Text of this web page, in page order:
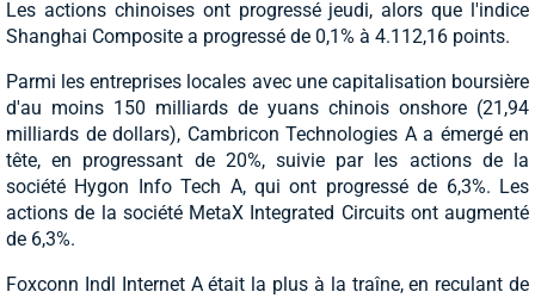
Les actions chinoises ont progressé jeudi, alors que l'indice
Shanghai Composite a progressé de 0,1% à 4.112,16 points.
Parmi les entreprises locales avec une capitalisation boursière
d'au moins 150 milliards de yuans chinois onshore (21,94
milliards de dollars), Cambricon Technologies A a émergé en
tête, en progressant de 20%, suivie par les actions de la
société Hygon Info Tech A, qui ont progressé de 6,3%. Les
actions de la société MetaX Integrated Circuits ont augmenté
de 6,3%.
Foxconn Indl Internet A était la plus à la traîne, en reculant de